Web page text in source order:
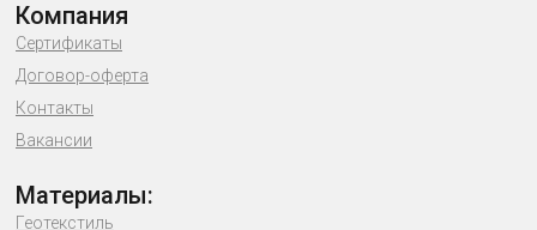
Компания
Сертификаты
Договор-оферта
Контакты
Вакансии
Материалы:
Геотекстиль